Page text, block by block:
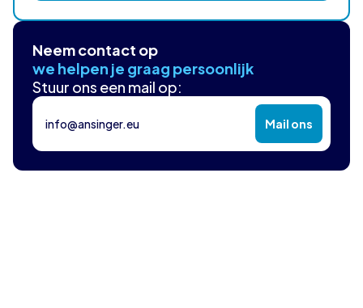
Neem contact op
we helpen je graag persoonlijk
Stuur ons een mail op:
info@ansinger.eu Mail ons